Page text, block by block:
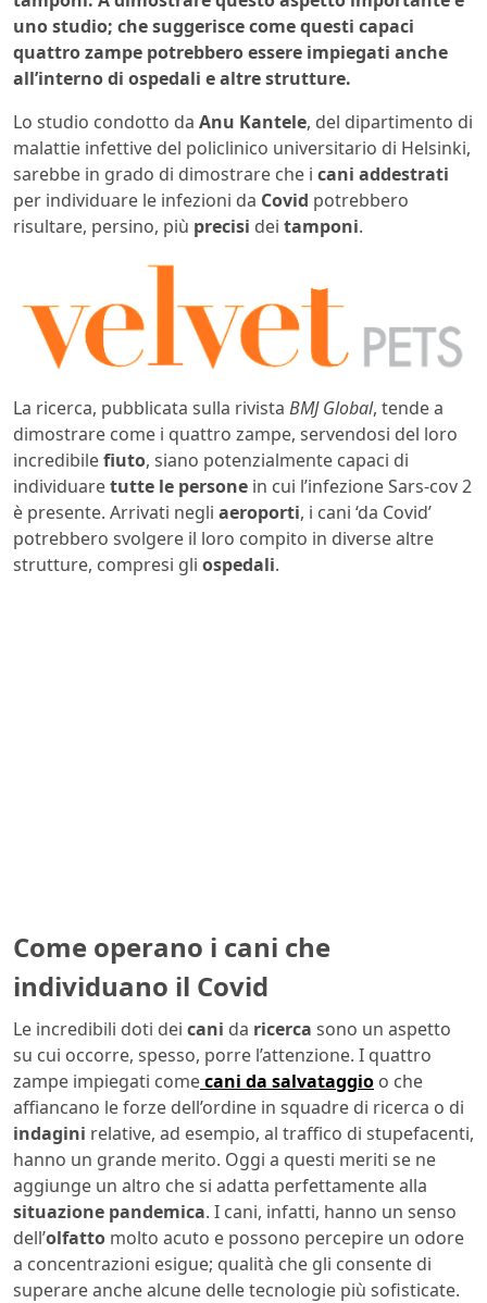
uno studio; che suggerisce come questi capaci
quattro zampe potrebbero essere impiegati anche
all’interno di ospedali e altre strutture.
Lo studio condotto da Anu Kantele, del dipartimento di
malattie infettive del policlinico universitario di Helsinki,
sarebbe in grado di dimostrare che i cani addestrati
per individuare le infezioni da Covid potrebbero
risultare, persino, più precisi dei tamponi.
La ricerca, pubblicata sulla rivista BMJ Global, tende a
dimostrare come i quattro zampe, servendosi del loro
incredibilefiuto, siano potenzialmente capaci di
individuaretutte le persone in cui l’infezione Sars-cov 2
è presente. Arrivati negli aeroporti, i cani ‘da Covid’
potrebbero svolgere il loro compito in diverse altre
strutture, compresi gli ospedali.
Come operano i cani che
individuano il Covid
Le incredibili doti dei cani da ricerca sono un aspetto
su cui occorre, spesso, porre l’attenzione. I quattro
zampe impiegati comecani da salvataggio o che
affiancano le forze dell’ordine in squadre di ricerca o di
indagini relative, ad esempio, al traffico di stupefacenti,
hanno un grande merito. Oggi a questi meriti se ne
aggiunge un altro che si adatta perfettamente alla
situazione pandemica. I cani, infatti, hanno un senso
dell’olfatto molto acuto e possono percepire un odore
a concentrazioni esigue; qualità che gli consente di
superare anche alcune delle tecnologie più sofisticate.